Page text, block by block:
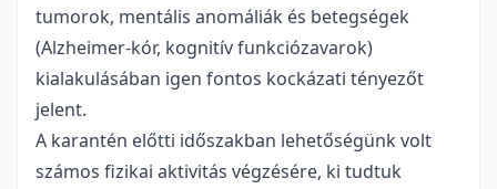
tumorok, mentális anomáliák és betegségek
(Alzheimer-kór, kognitív funkciózavarok)
kialakulásában igen fontos kockázati tényezőt
jelent.
A karantén előtti időszakban lehetőségünk volt
számos fizikai aktivitás végzésére, ki tudtuk